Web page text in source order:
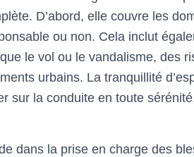
D’abord, elle couvre les
ou non. Cela inclut
le vol ou le vandalisme, des
urbains. La tranquillité
sur la conduite en toute
dans la prise en charge des